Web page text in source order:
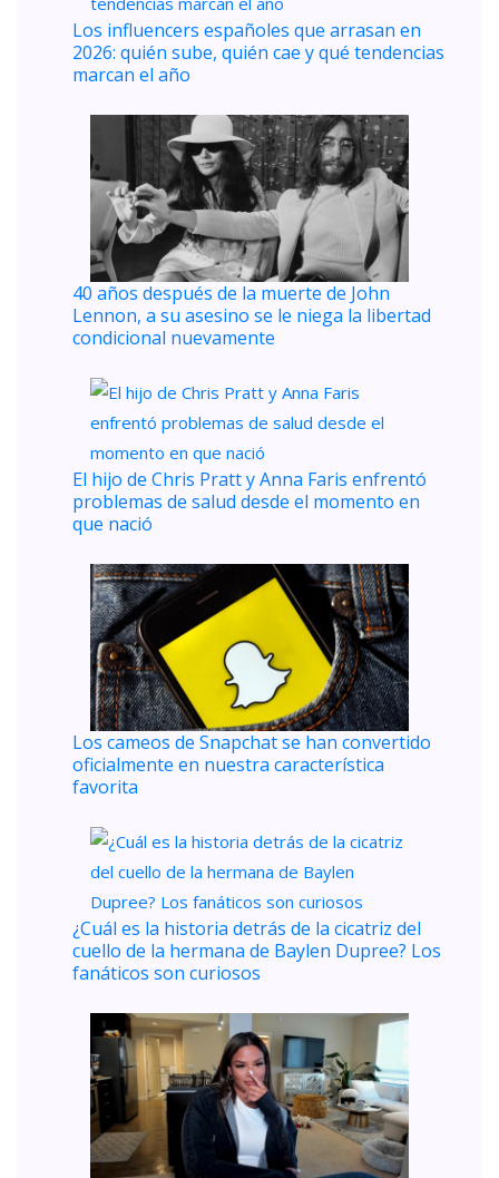
Los influencers españoles que arrasan en
2026: quién sube, quién cae y qué tendencias
marcan el año
40 años después de la muerte de John
Lennon, a su asesino se le niega la libertad
condicional nuevamente
El hijo de Chris Pratt y Anna Faris enfrentó
problemas de salud desde el momento en
que nació
Los cameos de Snapchat se han convertido
oficialmente en nuestra característica
favorita
¿Cuál es la historia detrás de la cicatriz del
cuello de la hermana de Baylen Dupree? Los
fanáticos son curiosos